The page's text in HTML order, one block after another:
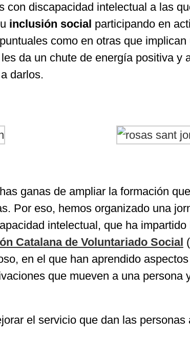
con discapacidad intelectual a las
inclusión social participando en
como en otras que implican
da un chute de energía positiva y
darlos.
ganas de ampliar la formación
Por eso, hemos organizado una
intelectual, que ha impartido
Catalana de Voluntariado Social
en el que han aprendido
que mueven a una persona
el servicio que dan las personas